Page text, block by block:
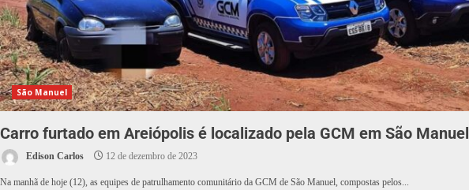
São Manuel
Carro furtado em Areiópolis é localizado pela GCM em São Manuel
Edison Carlos 12 de dezembro de 2023
Na manhã de hoje (12), as equipes de patrulhamento comunitário da GCM de São Manuel, compostas pelos...